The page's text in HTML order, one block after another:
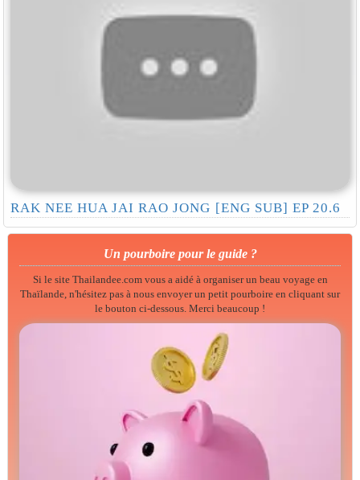
RAK NEE HUA JAI RAO JONG [ENG SUB] EP 20.6
Un pourboire pour le guide ?
Si le site Thailandee.com vous a aidé à organiser un beau voyage en
Thaïlande, n'hésitez pas à nous envoyer un petit pourboire en cliquant sur
le bouton ci-dessous. Merci beaucoup !